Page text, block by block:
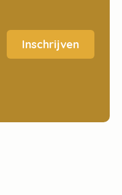
Inschrijven